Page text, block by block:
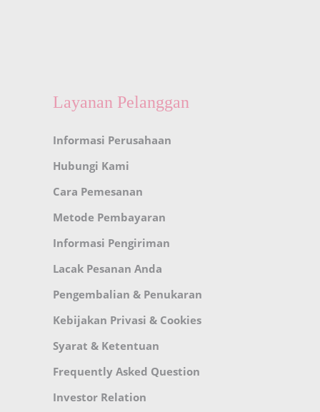
Layanan Pelanggan
Informasi Perusahaan
Hubungi Kami
Cara Pemesanan
Metode Pembayaran
Informasi Pengiriman
Lacak Pesanan Anda
Pengembalian & Penukaran
Kebijakan Privasi & Cookies
Syarat & Ketentuan
Frequently Asked Question
Investor Relation